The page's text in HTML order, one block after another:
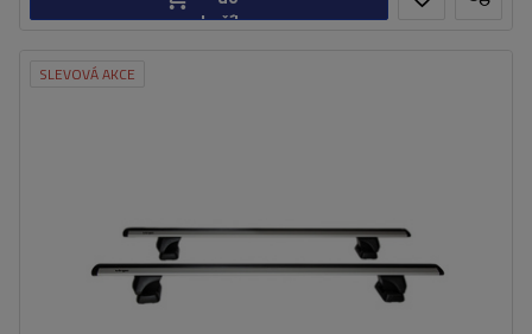
košíku
SLEVOVÁ AKCE